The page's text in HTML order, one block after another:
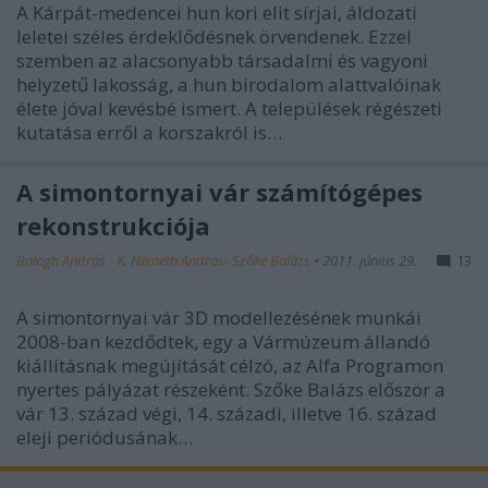
A Kárpát-medencei hun kori elit sírjai, áldozati
leletei széles érdeklődésnek örvendenek. Ezzel
szemben az alacsonyabb társadalmi és vagyoni
helyzetű lakosság, a hun birodalom alattvalóinak
élete jóval kevésbé ismert. A települések régészeti
kutatása erről a korszakról is…
A simontornyai vár számítógépes
rekonstrukciója
Balogh András - K. Németh András- Szőke Balázs • 2011. június 29. 13
A simontornyai vár 3D modellezésének munkái
2008-ban kezdődtek, egy a Vármúzeum állandó
kiállításnak megújítását célzó, az Alfa Programon
nyertes pályázat részeként. Szőke Balázs először a
vár 13. század végi, 14. századi, illetve 16. század
eleji periódusának…